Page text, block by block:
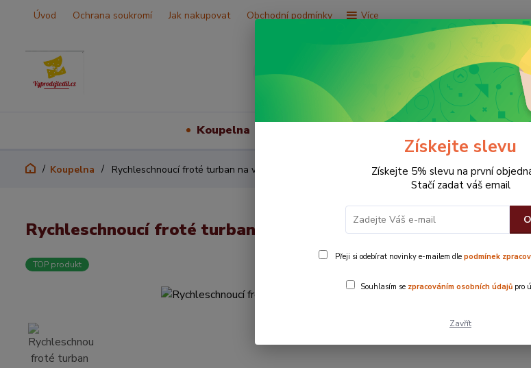
Úvod Ochrana soukromí Jak nakupovat Obchodní podmínky Více
Koupelna
Koupelna Rychleschnoucí froté turban na vlasy- fialová 100% bavlna
Rychleschnoucí froté turban na vlasy- fialová 100% bavlna
TOP produkt
Získejte slevu
Získejte 5% slevu na první
Stačí zadat váš email
Přeji si odebírat novinky e-mailem dle podmínek
Souhlasím se zpracováním osobních údajů pro
Zavřít